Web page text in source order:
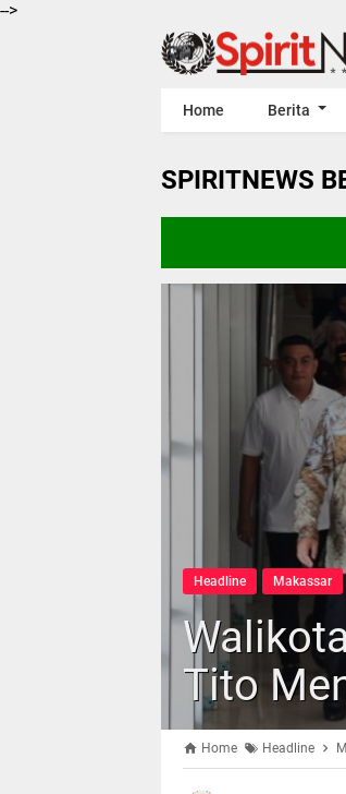
-->
Home Berita
SPIRITNEWS
Headline Makassar
Tito
Home Headline